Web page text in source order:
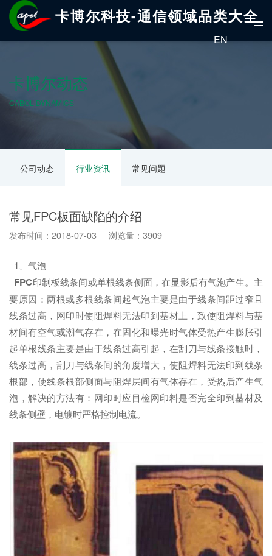
卡博尔科技-通信领域品类大全
EN
卡博尔动态
CABOL DYNAMICS
公司动态 行业资讯 常见问题
常见FPC板面缺陷的介绍
发布时间：2018-07-03 浏览量：3909
1、气泡
FPC印制板线条间或单根线条侧面，在显影后有气泡产生。主
要原因：两根或多根线条间起气泡主要是由于线条间距过窄且
线条过高，网印时使阻焊料无法印到基材上，致使阻焊料与基
材间有空气或潮气存在，在固化和曝光时气体受热产生膨胀引
起单根线条主要是由于线条过高引起，在刮刀与线条接触时，
线条过高，刮刀与线条间的角度增大，使阻焊料无法印到线条
根部，使线条根部侧面与阻焊层间有气体存在，受热后产生气
泡，解决的方法有：网印时应目检网印料是否完全印到基材及
线条侧壁，电镀时严格控制电流。